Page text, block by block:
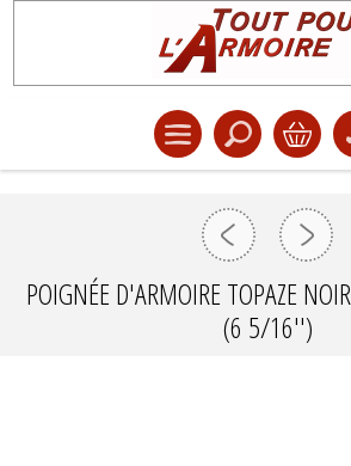
POIGNÉE D'ARMOIRE TOPAZE
(6 5/16'')